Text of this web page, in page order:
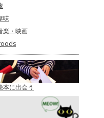
味
楽・映画
本に出会う